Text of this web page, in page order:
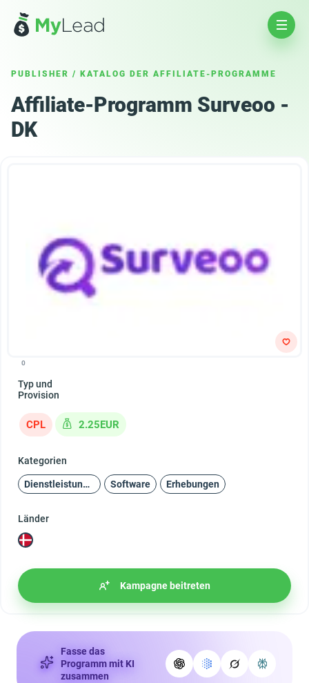
PUBLISHER / KATALOG DER AFFILIATE-PROGRAMME
Affiliate-Programm Surveoo -
DK
0
Typ und
Provision
CPL 2.25EUR
Kategorien
Dienstleistungen Software Erhebungen
Länder
Kampagne beitreten
Fasse das
Programm mit KI
zusammen